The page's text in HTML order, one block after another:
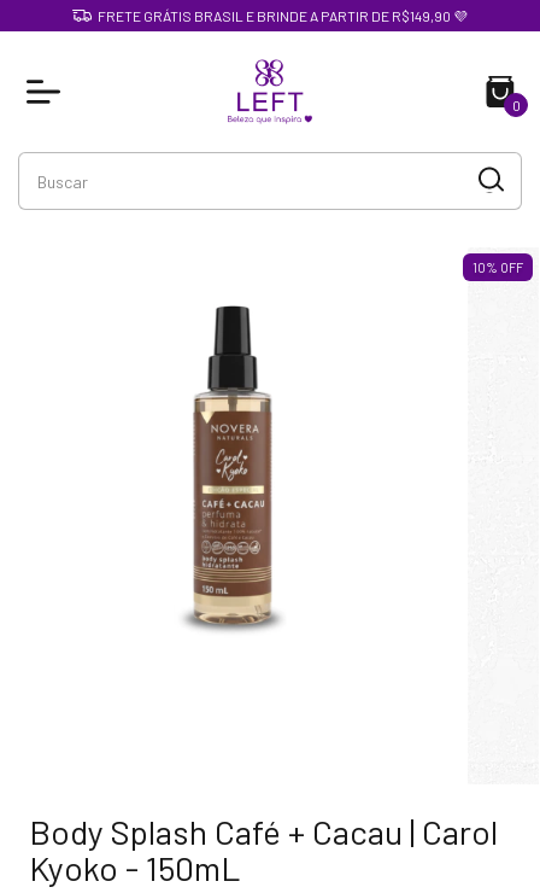
FRETE GRÁTIS BRASIL E BRINDE A PARTIR DE R$149,90 💜
0
10% OFF
Body Splash Café + Cacau | Carol
Kyoko - 150mL